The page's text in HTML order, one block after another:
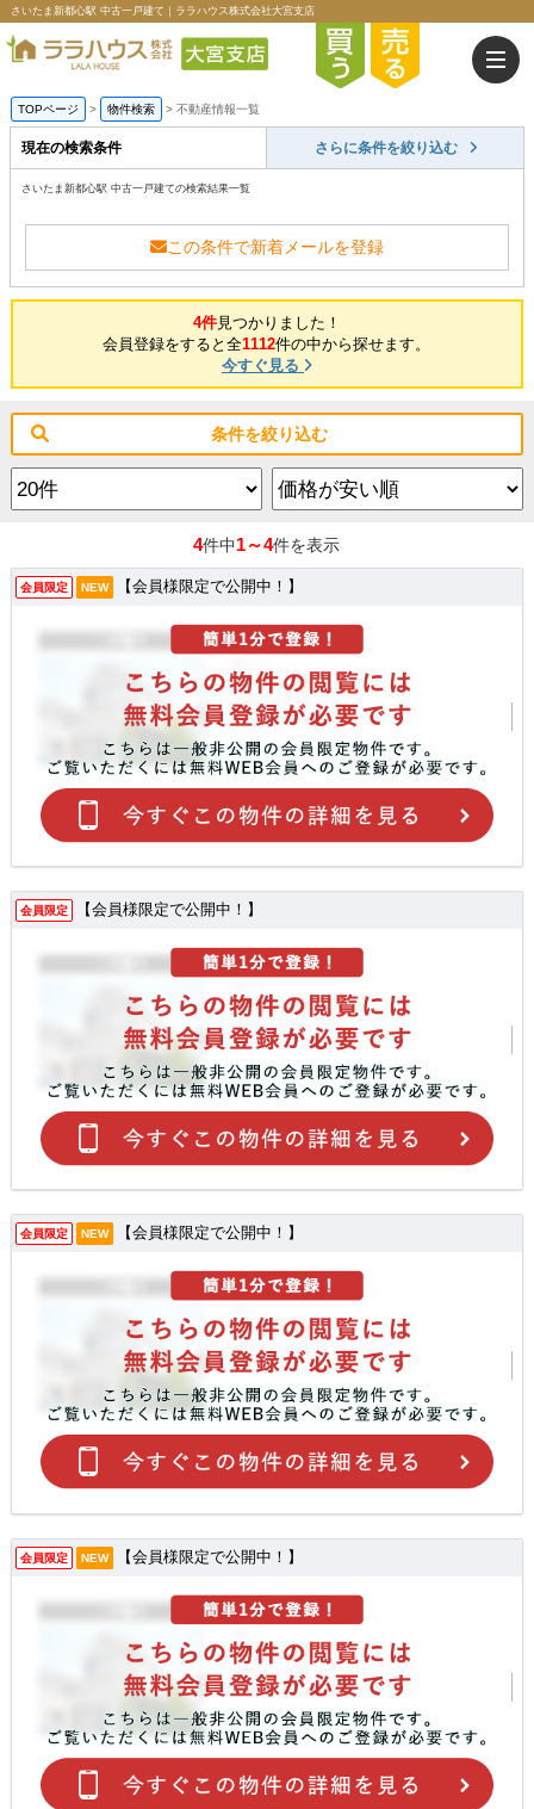
さいたま新都心駅 中古一戸建て｜ララハウス株式会社大宮支店
TOPページ > 物件検索 > 不動産情報一覧
現在の検索条件 さらに条件を絞り込む
さいたま新都心駅 中古一戸建ての検索結果一覧
この条件で新着メールを登録
4件見つかりました！
会員登録をすると全1112件の中から探せます。
今すぐ見る
条件を絞り込む
4件中1～4件を表示
会員限定 NEW 【会員様限定で公開中！】
会員限定 【会員様限定で公開中！】
会員限定 NEW 【会員様限定で公開中！】
会員限定 NEW 【会員様限定で公開中！】